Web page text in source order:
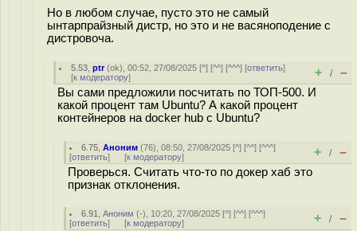
Но в любом случае, пусто это не самый
ынтарпрайзный дистр, но это и не васяноподение с
дистровоча.
5.53 ,ptr(ok), 00:52, 27/08/2025 [^] [^^] [^^^] [ответить]
[к модератору] + / –
Вы сами предложили посчитать по ТОП-500. И
какой процент там Ubuntu? А какой процент
контейнеров на docker hub с Ubuntu?
6.75 ,Аноним (76), 08:50, 27/08/2025 [^] [^^] [^^^]
[ответить] [к модератору] + / –
Проверься. Считать что-то по докер хаб это
признак отклонения.
6.91 ,Аноним (-), 10:20, 27/08/2025 [^] [^^] [^^^]
[ответить] [к модератору] + / –